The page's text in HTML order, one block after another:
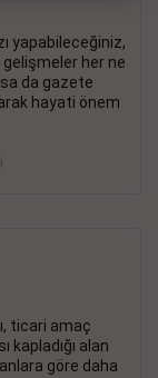
yapabileceğiniz,
gelişmeler her ne
da gazete
hayati önem
ticari amaç
kapladığı alan
göre daha